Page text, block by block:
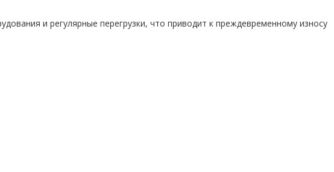
и регулярные перегрузки, что приводит к преждевременному износу